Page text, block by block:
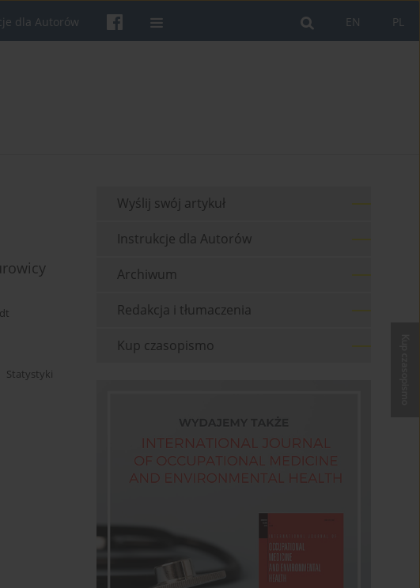
PL
EN
dla Autorów
Statystyki
Wyślij swój artykuł
Instrukcje dla Autorów
Archiwum
Redakcja i tłumaczenia
Kup czasopismo